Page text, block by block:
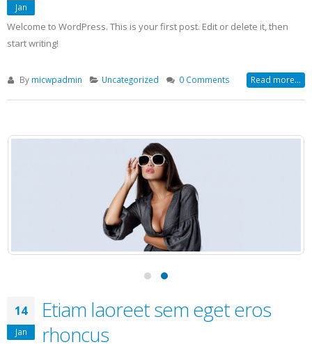
Jan
Welcome to WordPress. This is your first post. Edit or delete it, then
start writing!
By micwpadmin Uncategorized 0 Comments Read more...
14
Jan
Etiam laoreet sem eget eros
rhoncus